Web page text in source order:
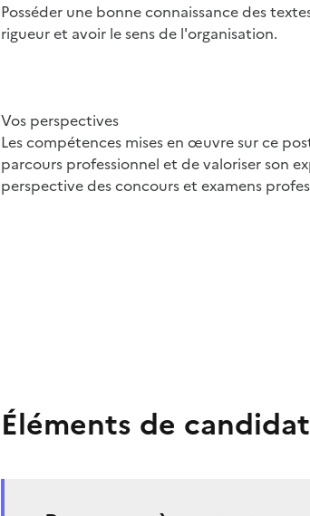
Posséder une bonne connaissance des
rigueur et avoir le sens de l'organisation.
Vos perspectives
Les compétences mises en œuvre sur ce
parcours professionnel et de valoriser son
perspective des concours et examens
Éléments de